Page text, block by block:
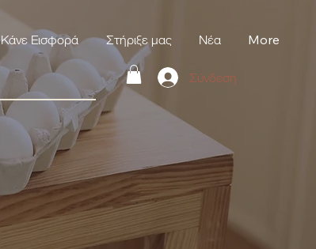
Κάνε Εισφορά Στήριξε μας Νέα More
Σύνδεση